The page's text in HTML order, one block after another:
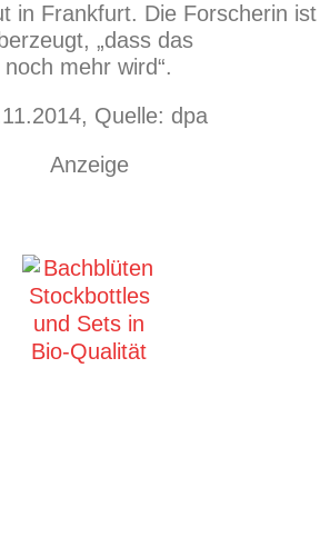
in Frankfurt. Die Forscherin ist
„dass das
noch mehr wird“.
Quelle: dpa
Anzeige